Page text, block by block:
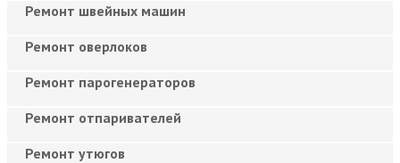
Ремонт швейных машин
Ремонт оверлоков
Ремонт парогенераторов
Ремонт отпаривателей
Ремонт утюгов